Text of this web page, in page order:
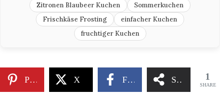
Zitronen Blaubeer Kuchen
Sommerkuchen
Frischkäse Frosting
einfacher Kuchen
fruchtiger Kuchen
Pinterest X Facebook Share 1
SHARE